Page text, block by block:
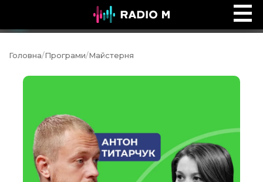
Сторінками Біблії
Головна/Програми/Майстерня